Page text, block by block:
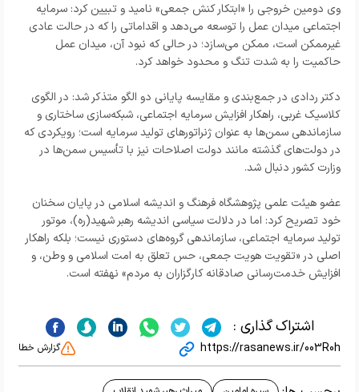
وی دومین خروجی را «ابتکار کنش جمعی» نامید و تبیین کرد: سرمایه
اجتماعی میدان عمل را توسعه می‌دهد و اقداماتی را که در حالت عادی
غیرممکن است، ممکن می‌سازد؛ در حالی که نبود آن، میدان عمل
حاکمیت را به شدت تنگ و محدود خواهد کرد.
دکتر ردادی در جمع‌بندی و مقایسه پایانی دو الگو متذکر شد: در الگوی
کلاسیک غربی، راهکار افزایش سرمایه اجتماعی، شبکه‌سازی ساختاری و
سازماندهی سمن‌ها به عنوان ژنراتورهای تولید سرمایه است؛ رویکردی که
در دولت‌های گذشته مانند دولت اصلاحات نیز با تأسیس سمن‌ها در
وزارت کشور دنبال شد.
عضو هیئت علمی پژوهشگاه فرهنگ و اندیشه اسلامی در پایان سخنان
خود تصریح کرد: اما در دلالت سیاسی اندیشه رهبر شهید(ره)، موتور
تولید سرمایه اجتماعی، سازماندهی گروه‌های دستوری نیست؛ بلکه راهکار
اصلی در «تقویت هویت جمعی، حس تعلق به امت اسلامی و وطن، و
افزایش خدمت‌رسانی صادقانه کارگزاران به مردم» نهفته است.
اشتراک گذاری :
https://rasanews.ir/003R0h گزارش خطا